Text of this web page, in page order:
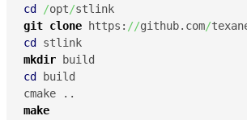
cd
/opt/
git clone https: //github.com/
cd
mkdir
cd
build
make